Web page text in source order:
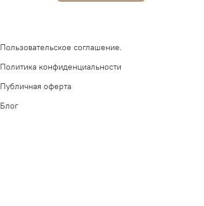
Пользовательское соглашение.
Политика конфиденциальности
Публичная оферта
Блог